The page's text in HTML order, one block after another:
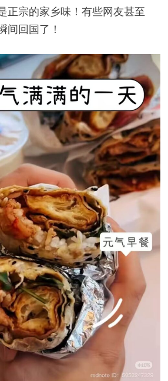
正宗的家乡味！有些网友甚至
间回国了！